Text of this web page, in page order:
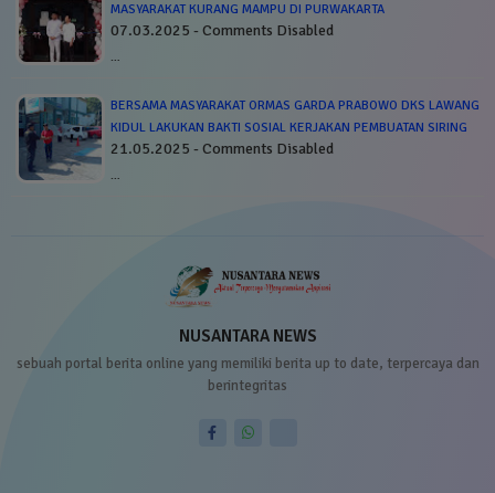
MASYARAKAT KURANG MAMPU DI PURWAKARTA
07.03.2025 - Comments Disabled
…
BERSAMA MASYARAKAT ORMAS GARDA PRABOWO DKS LAWANG
KIDUL LAKUKAN BAKTI SOSIAL KERJAKAN PEMBUATAN SIRING
21.05.2025 - Comments Disabled
…
NUSANTARA NEWS
sebuah portal berita online yang memiliki berita up to date, terpercaya dan
berintegritas